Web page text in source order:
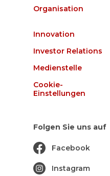
Organisation
Innovation
Investor Relations
Medienstelle
Cookie-
Einstellungen
Folgen Sie uns auf
Facebook
Instagram